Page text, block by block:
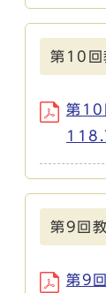
第10回
第10
第9回
第9